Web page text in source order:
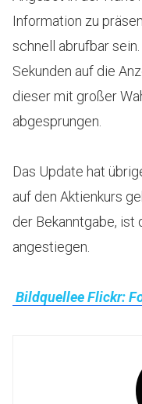
Information zu
schnell abrufbar
Sekunden auf die
dieser mit großer
abgesprungen.
Das Update hat
auf den Aktienkurs
der Bekanntgabe,
angestiegen.
Bildquellee Flickr: